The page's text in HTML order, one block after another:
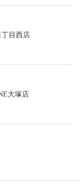
丁目西店
大塚店